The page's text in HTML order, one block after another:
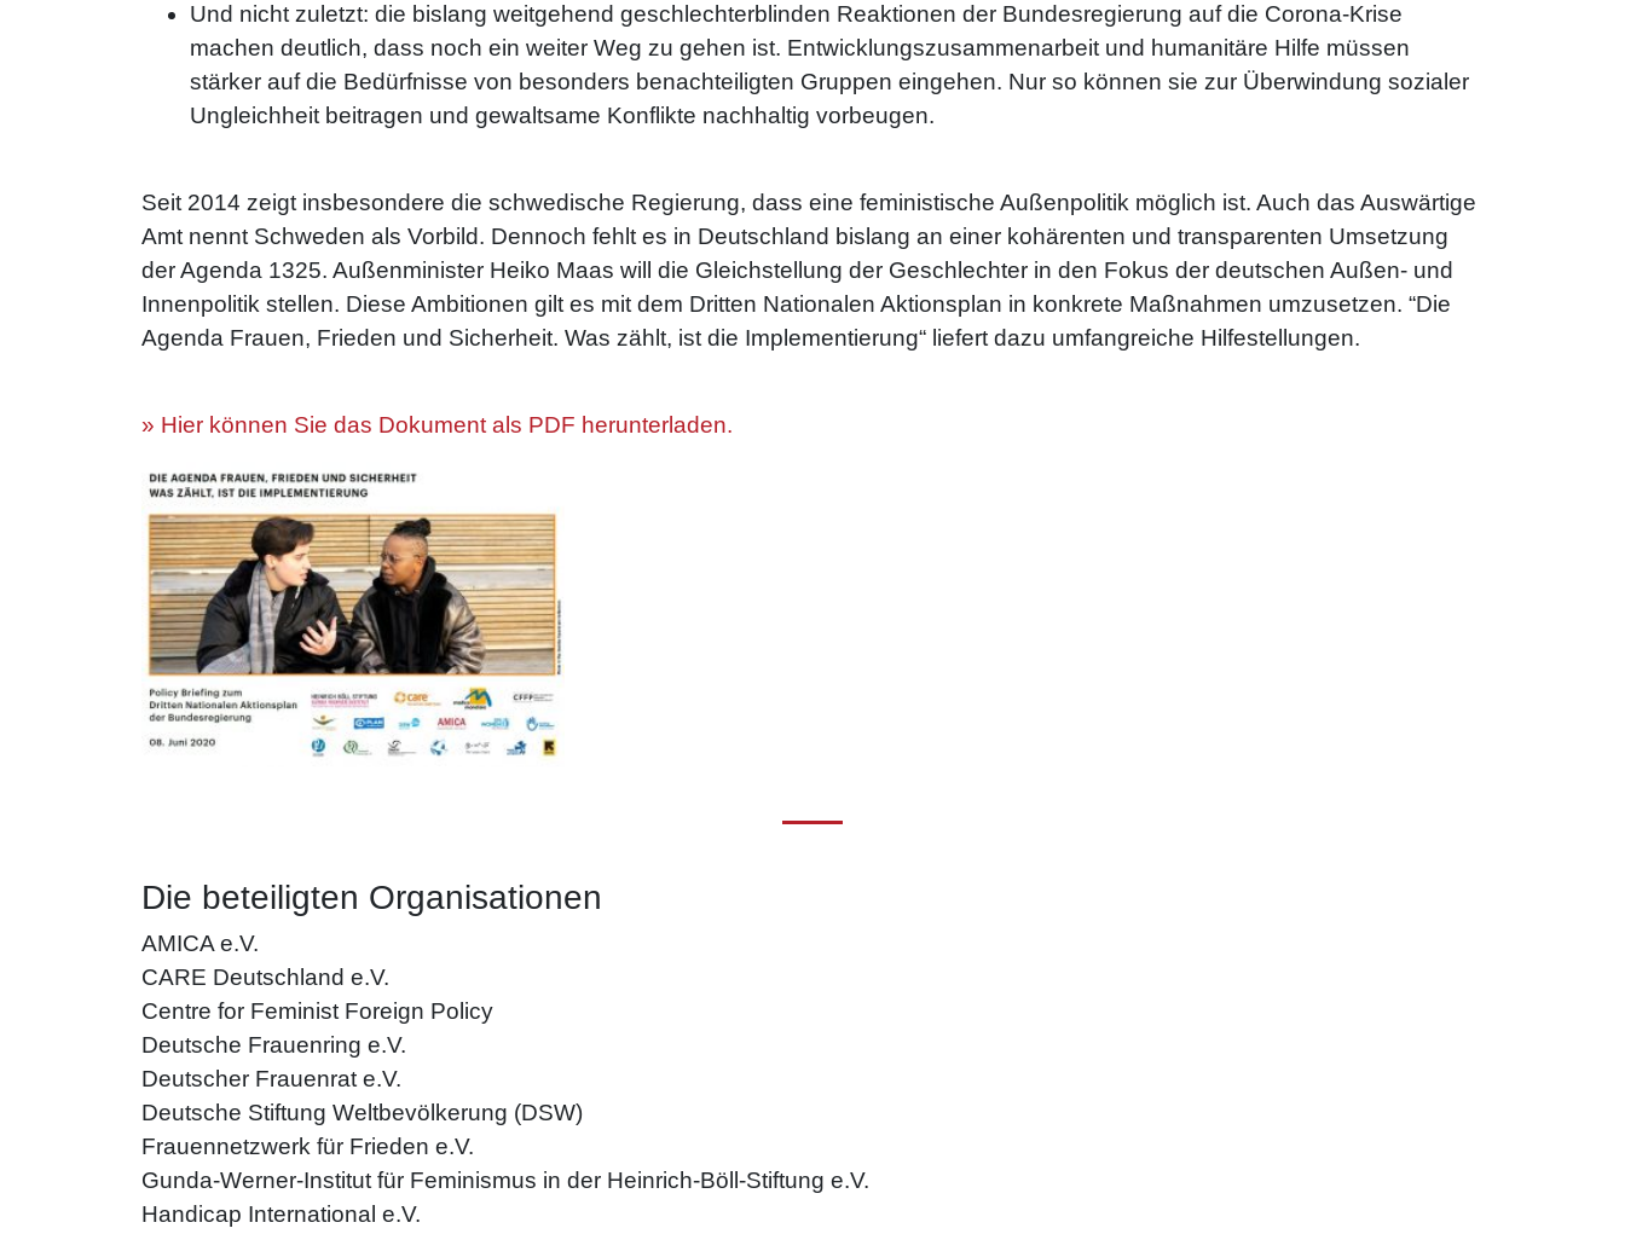
Und nicht zuletzt: die bislang weitgehend geschlechterblinden Reaktionen der Bundesregierung auf die Corona-Krise
machen deutlich, dass noch ein weiter Weg zu gehen ist. Entwicklungszusammenarbeit und humanitäre Hilfe müssen
stärker auf die Bedürfnisse von besonders benachteiligten Gruppen eingehen. Nur so können sie zur Überwindung sozialer
Ungleichheit beitragen und gewaltsame Konflikte nachhaltig vorbeugen.
Seit 2014 zeigt insbesondere die schwedische Regierung, dass eine feministische Außenpolitik möglich ist. Auch das Auswärtige
Amt nennt Schweden als Vorbild. Dennoch fehlt es in Deutschland bislang an einer kohärenten und transparenten Umsetzung
der Agenda 1325. Außenminister Heiko Maas will die Gleichstellung der Geschlechter in den Fokus der deutschen Außen- und
Innenpolitik stellen. Diese Ambitionen gilt es mit dem Dritten Nationalen Aktionsplan in konkrete Maßnahmen umzusetzen. “Die
Agenda Frauen, Frieden und Sicherheit. Was zählt, ist die Implementierung“ liefert dazu umfangreiche Hilfestellungen.
» Hier können Sie das Dokument als PDF herunterladen.
Die beteiligten Organisationen
AMICA e.V.
CARE Deutschland e.V.
Centre for Feminist Foreign Policy
Deutsche Frauenring e.V.
Deutscher Frauenrat e.V.
Deutsche Stiftung Weltbevölkerung (DSW)
Frauennetzwerk für Frieden e.V.
Gunda-Werner-Institut für Feminismus in der Heinrich-Böll-Stiftung e.V.
Handicap International e.V.